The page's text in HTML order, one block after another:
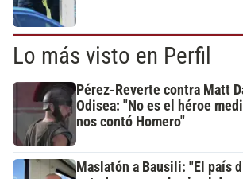
Lo más visto en Perfil
Pérez-Reverte contra Matt
Odisea: "No es el héroe
nos contó Homero"
Maslatón a Bausili: "El país